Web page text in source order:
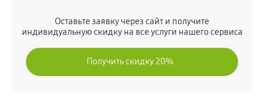
Оставьте заявку через сайт и получите
индивидуальную скидку на все услуги нашего сервиса
Получить скидку 20%